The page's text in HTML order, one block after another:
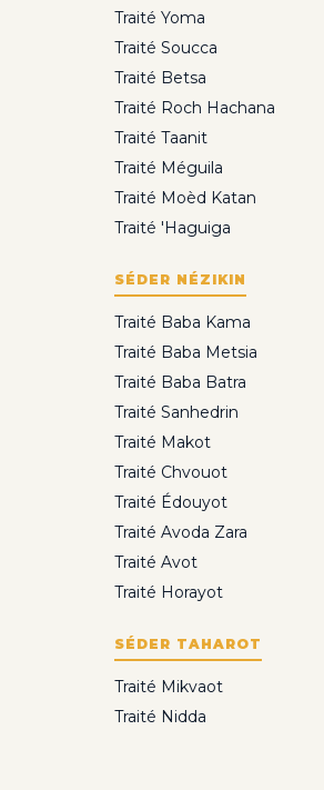
Traité Yoma
Traité Soucca
Traité Betsa
Traité Roch Hachana
Traité Taanit
Traité Méguila
Traité Moèd Katan
Traité 'Haguiga
SÉDER NÉZIKIN
Traité Baba Kama
Traité Baba Metsia
Traité Baba Batra
Traité Sanhedrin
Traité Makot
Traité Chvouot
Traité Édouyot
Traité Avoda Zara
Traité Avot
Traité Horayot
SÉDER TAHAROT
Traité Mikvaot
Traité Nidda